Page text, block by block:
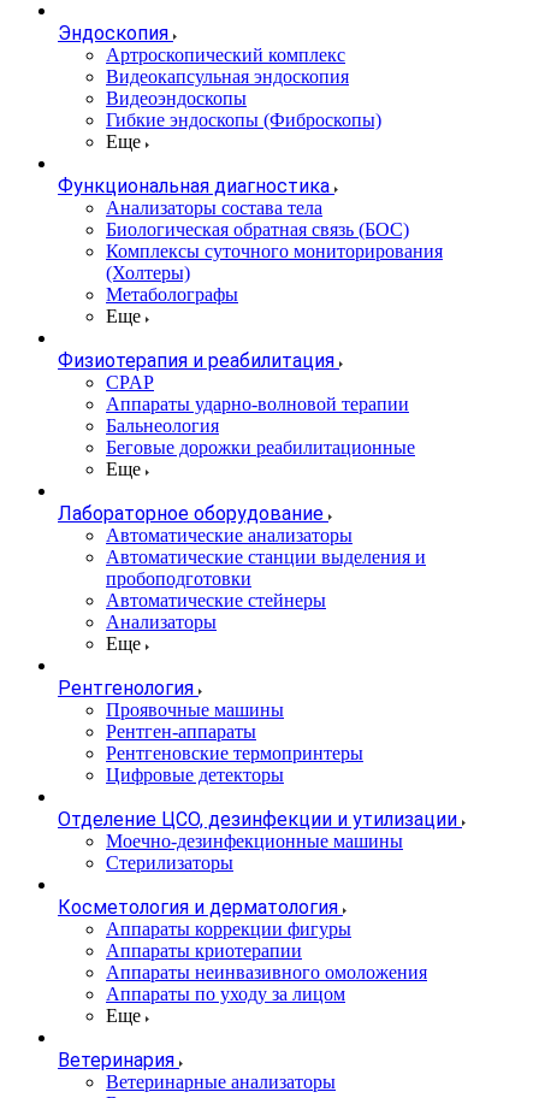
Эндоскопия
Артроскопический комплекс
Видеокапсульная эндоскопия
Видеоэндоскопы
Гибкие эндоскопы (Фиброcкопы)
Еще
Функциональная диагностика
Анализаторы состава тела
Биологическая обратная связь (БОС)
Комплексы суточного мониторирования
(Холтеры)
Метаболографы
Еще
Физиотерапия и реабилитация
CPAP
Аппараты ударно-волновой терапии
Бальнеология
Беговые дорожки реабилитационные
Еще
Лабораторное оборудование
Автоматические анализаторы
Автоматические станции выделения и
пробоподготовки
Автоматические стейнеры
Анализаторы
Еще
Рентгенология
Проявочные машины
Рентген-аппараты
Рентгеновские термопринтеры
Цифровые детекторы
Отделение ЦСО, дезинфекции и утилизации
Моечно-дезинфекционные машины
Стерилизаторы
Косметология и дерматология
Аппараты коррекции фигуры
Аппараты криотерапии
Аппараты неинвазивного омоложения
Аппараты по уходу за лицом
Еще
Ветеринария
Ветеринарные анализаторы